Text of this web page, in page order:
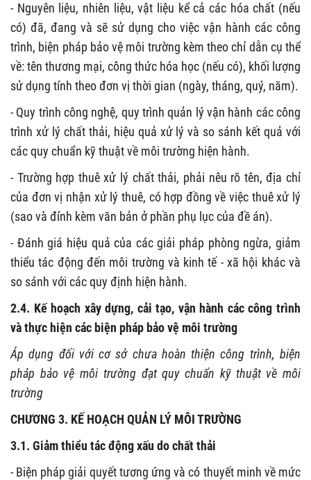
- Nguyên liệu, nhiên liệu, vật liệu kể cả các hóa chất (nếu
có) đã, đang và sẽ sử dụng cho việc vận hành các công
trình, biện pháp bảo vệ môi trường kèm theo chỉ dẫn cụ thể
về: tên thương mại, công thức hóa học (nếu có), khối lượng
sử dụng tính theo đơn vị thời gian (ngày, tháng, quý, năm).
- Quy trình công nghệ, quy trình quản lý vận hành các công
trình xử lý chất thải, hiệu quả xử lý và so sánh kết quả với
các quy chuẩn kỹ thuật về môi trường hiện hành.
- Trường hợp thuê xử lý chất thải, phải nêu rõ tên, địa chỉ
của đơn vị nhận xử lý thuê, có hợp đồng về việc thuê xử lý
(sao và đính kèm văn bản ở phần phụ lục của đề án).
- Đánh giá hiệu quả của các giải pháp phòng ngừa, giảm
thiểu tác động đến môi trường và kinh tế - xã hội khác và
so sánh với các quy định hiện hành.
2.4. Kế hoạch xây dựng, cải tạo, vận hành các công trình
và thực hiện các biện pháp bảo vệ môi trường
Áp dụng đối với cơ sở chưa hoàn thiện công trình, biện
pháp bảo vệ môi trường đạt quy chuẩn kỹ thuật về môi
trường
CHƯƠNG 3. KẾ HOẠCH QUẢN LÝ MÔI TRƯỜNG
3.1. Giảm thiểu tác động xấu do chất thải
- Biện pháp giải quyết tương ứng và có thuyết minh về mức